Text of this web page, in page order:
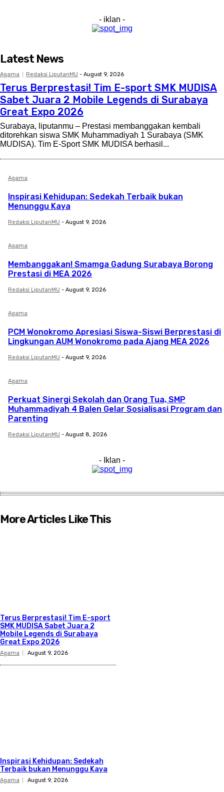
- iklan -
Latest News
Agama Redaksi LiputanMU - August 9, 2026
Terus Berprestasi! Tim E-sport SMK MUDISA
Sabet Juara 2 Mobile Legends di Surabaya
Great Expo 2026
Surabaya, liputanmu – Prestasi membanggakan kembali
ditorehkan siswa SMK Muhammadiyah 1 Surabaya (SMK
MUDISA). Tim E-Sport SMK MUDISA berhasil...
Agama
Inspirasi Kehidupan: Sedekah Terbaik bukan
Menunggu Kaya
Redaksi LiputanMU - August 9, 2026
Agama
Membanggakan! Smamga Gadung Surabaya Borong
Prestasi di MEA 2026
Redaksi LiputanMU - August 9, 2026
Agama
PCM Wonokromo Apresiasi Siswa-Siswi Berprestasi di
Lingkungan AUM Wonokromo pada Ajang MEA 2026
Redaksi LiputanMU - August 9, 2026
Agama
Perkuat Sinergi Sekolah dan Orang Tua, SMP
Muhammadiyah 4 Balen Gelar Sosialisasi Program dan
Parenting
Redaksi LiputanMU - August 8, 2026
- Iklan -
More Articles Like This
Terus Berprestasi! Tim E-sport
SMK MUDISA Sabet Juara 2
Mobile Legends di Surabaya
Great Expo 2026
Agama August 9, 2026
Inspirasi Kehidupan: Sedekah
Terbaik bukan Menunggu Kaya
Agama August 9, 2026